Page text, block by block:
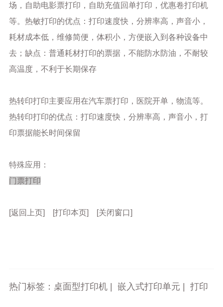
场，自助电影票打印，自助充值回单打印，优惠卷打印机
等。热敏打印的优点：打印速度快，分辨率高，声音小，
耗材成本低，维修简便，体积小，方便嵌入到各种设备中
去；缺点：普通耗材打印的票据，不能防水防油，不耐较
高温度，不利于长期保存
热转印打印主要应用在汽车票打印，医院开单，物流等。
热转印打印的优点：打印速度快，分辨率高，声音小，打
印票据能长时间保留
特殊应用：
门票打印
[返回上页] [打印本页] [关闭窗口]
热门标签： 桌面型打印机| 嵌入式打印单元 | 打印